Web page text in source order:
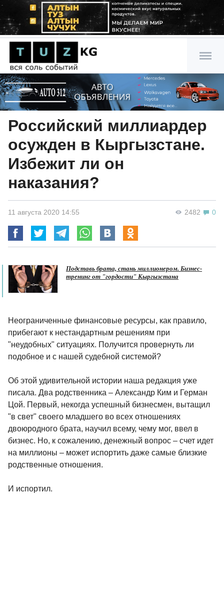
Российский миллиардер
осужден в Кыргызстане.
Избежит ли он
наказания?
2482 0
11 августа 2020 14:55
Подставь брата, стань миллионером. Бизнес-
тренинг от "гордости" Кыргызстана
Неограниченные финансовые ресурсы, как правило,
прибегают к нестандартным решениям при
"неудобных" ситуациях. Получится провернуть ли
подобное и с нашей судебной системой?
Об этой удивительной истории наша редакция уже
писала. Два родственника – Александр Ким и Герман
Цой. Первый, некогда успешный бизнесмен, вытащил
"в свет" своего младшего во всех отношениях
двоюродного брата, научил всему, чему мог, ввел в
бизнес. Но, к сожалению, денежный вопрос – счет идет
на миллионы – может испортить даже самые близкие
родственные отношения.
И испортил.